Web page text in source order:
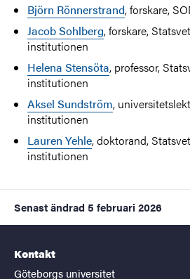
Björn Rönnerstrand, forskare,
Jacob Sohlberg, forskare,
institutionen
Helena Stensöta, professor,
institutionen
Aksel Sundström,
institutionen
Lauren Yehle, doktorand,
institutionen
Senast ändrad 5 februari 2026
Kontakt
Göteborgs universitet